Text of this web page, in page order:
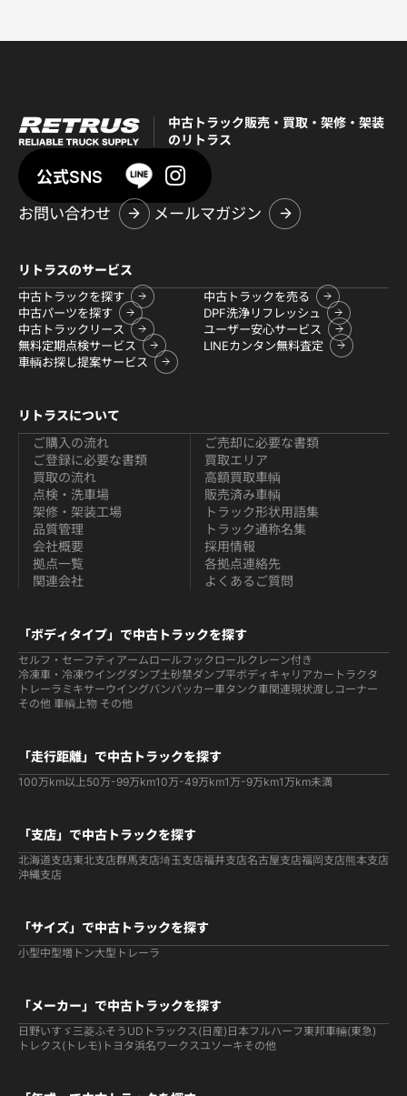
中古トラック販売・買取・架修・架装
のリトラス
公式SNS
お問い合わせ
メールマガジン
リトラスのサービス
中古トラックを探す
中古トラックを売る
中古パーツを探す
DPF洗浄リフレッシュ
中古トラックリース
ユーザー安心サービス
無料定期点検サービス
LINEカンタン無料査定
車輌お探し提案サービス
リトラスについて
ご購入の流れ
ご登録に必要な書類
買取の流れ
ご売却に必要な書類
買取エリア
高額買取車輌
点検・洗車場
架修・架装工場
品質管理
販売済み車輌
トラック形状用語集
トラック通称名集
会社概要
拠点一覧
関連会社
採用情報
各拠点連絡先
よくあるご質問
「ボディタイプ」で中古トラックを探す
セルフ・セーフティ アームロールフックロールクレーン付き
冷凍車・冷凍ウイングダンプ土砂禁ダンプ平ボディ キャリアカー トラクタ
トレーラ ミキサーウイングバンパッカー車タンク車関連現状渡しコーナー
その他 車輌上物 その他
「走行距離」で中古トラックを探す
100万km以上50万-99万km10万-49万km1万-9万km1万km未満
「支店」で中古トラックを探す
北海道支店東北支店群馬支店埼玉支店福井支店名古屋支店福岡支店熊本支店
沖縄支店
「サイズ」で中古トラックを探す
小型中型増トン大型 トレーラ
「メーカー」で中古トラックを探す
日野いすゞ 三菱ふそう UDトラックス(日産) 日本フルハーフ 東邦車輛(東急)
トレクス(トレモ) トヨタ浜名ワークスユソーキその他